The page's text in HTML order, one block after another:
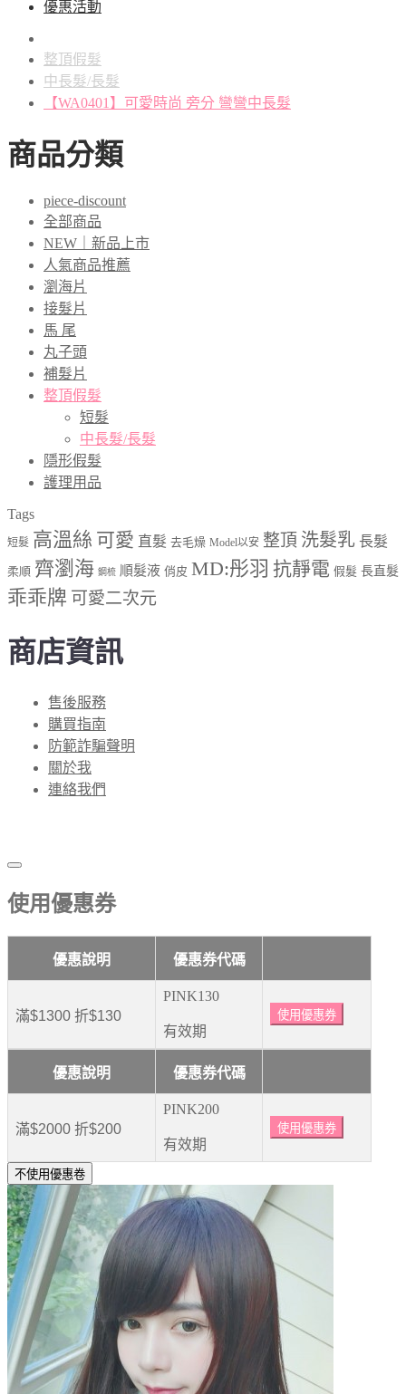
優惠活動
整頂假髮
中長髮/長髮
【WA0401】可愛時尚 旁分 彎彎中長髮
商品分類
piece-discount
全部商品
NEW｜新品上市
人氣商品推薦
瀏海片
接髮片
馬 尾
丸子頭
補髮片
整頂假髮
短髮
中長髮/長髮
隱形假髮
護理用品
Tags
短髮 高溫絲 可愛 直髮 去毛燥 Model以安 整頂 洗髮乳 長髮
柔順 齊瀏海 鋼梳 順髮液 俏皮 MD:彤羽 抗靜電 假髮 長直髮
乖乖牌 可愛二次元
商店資訊
售後服務
購買指南
防範詐騙聲明
關於我
連絡我們
使用優惠券
優惠說明 優惠券代碼
滿$1300 折$130
PINK130
有效期
使用優惠券
優惠說明 優惠券代碼
滿$2000 折$200
PINK200
有效期
使用優惠券
不使用優惠卷